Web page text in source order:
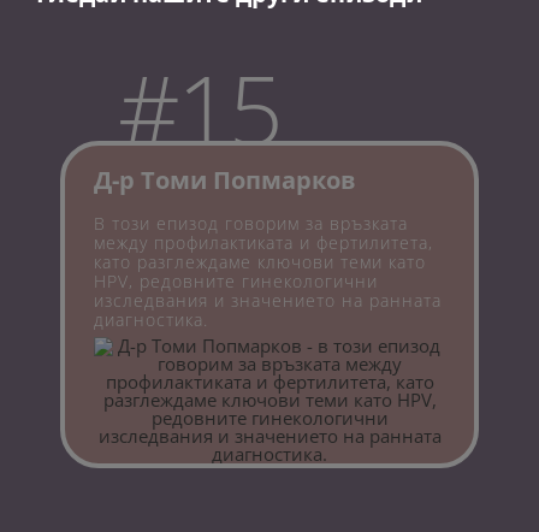
#15
Д-р Томи Попмарков
В този епизод говорим за връзката
между профилактиката и фертилитета,
като разглеждаме ключови теми като
HPV, редовните гинекологични
изследвания и значението на ранната
диагностика.